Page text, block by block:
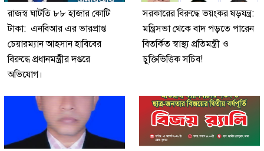
রাজস্ব ঘাটতি ৮৮ হাজার কোটি
টাকা: এনবিআর এর ভারপ্রাপ্ত
চেয়ারম্যান আহসান হাবিবের
বিরুদ্ধে প্রধানমন্ত্রীর দপ্তরে
অভিযোগ।
সরকারের বিরুদ্ধে ভয়ংকর ষড়যন্ত্র:
মন্ত্রিসভা থেকে বাদ পড়তে পারেন
বিতর্কিত স্বাস্থ্য প্রতিমন্ত্রী ও
চুক্তিভিত্তিক সচিব!